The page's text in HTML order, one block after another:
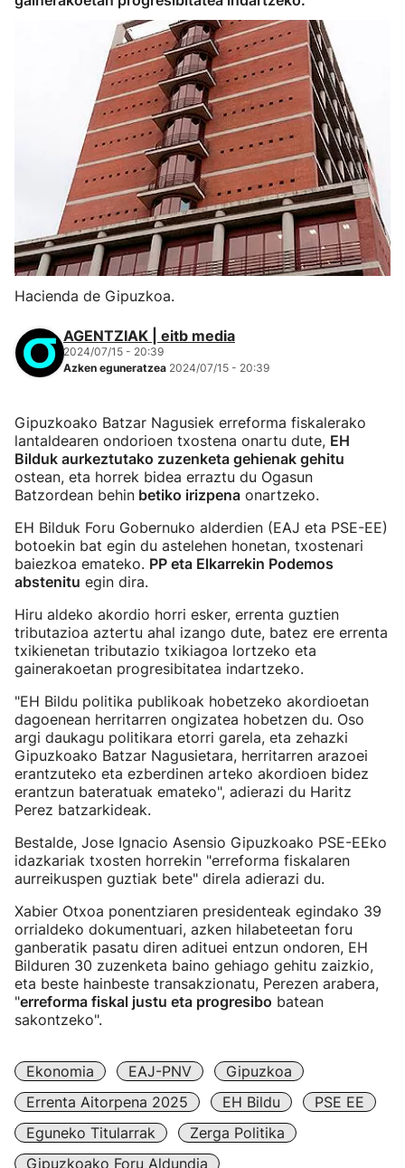
Hacienda de Gipuzkoa.
AGENTZIAK | eitb media
2024/07/15 - 20:39
Azken eguneratzea 2024/07/15 - 20:39
Gipuzkoako Batzar Nagusiek erreforma fiskalerako
lantaldearen ondorioen txostena onartu dute, EH
Bilduk aurkeztutako zuzenketa gehienak gehitu
ostean, eta horrek bidea erraztu du Ogasun
Batzordean behin betiko irizpena onartzeko.
EH Bilduk Foru Gobernuko alderdien (EAJ eta PSE-EE)
botoekin bat egin du astelehen honetan, txostenari
baiezkoa emateko. PP eta Elkarrekin Podemos
abstenitu egin dira.
Hiru aldeko akordio horri esker, errenta guztien
tributazioa aztertu ahal izango dute, batez ere errenta
txikienetan tributazio txikiagoa lortzeko eta
gainerakoetan progresibitatea indartzeko.
"EH Bildu politika publikoak hobetzeko akordioetan
dagoenean herritarren ongizatea hobetzen du. Oso
argi daukagu politikara etorri garela, eta zehazki
Gipuzkoako Batzar Nagusietara, herritarren arazoei
erantzuteko eta ezberdinen arteko akordioen bidez
erantzun bateratuak emateko", adierazi du Haritz
Perez batzarkideak.
Bestalde, Jose Ignacio Asensio Gipuzkoako PSE-EEko
idazkariak txosten horrekin "erreforma fiskalaren
aurreikuspen guztiak bete" direla adierazi du.
Xabier Otxoa ponentziaren presidenteak egindako 39
orrialdeko dokumentuari, azken hilabeteetan foru
ganberatik pasatu diren adituei entzun ondoren, EH
Bilduren 30 zuzenketa baino gehiago gehitu zaizkio,
eta beste hainbeste transakzionatu, Perezen arabera,
"erreforma fiskal justu eta progresibo batean
sakontzeko".
Ekonomia EAJ-PNV
Gipuzkoa
Errenta Aitorpena 2025
EH Bildu
PSE EE
Eguneko Titularrak
Zerga Politika
Gipuzkoako Foru Aldundia